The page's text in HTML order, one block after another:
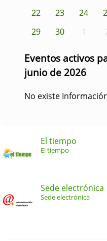
22
23 24
29
30 1
Eventos activos
junio de 2026
No existe
El tiempo
El tiempo
Sede electrónica
Sede electrónica